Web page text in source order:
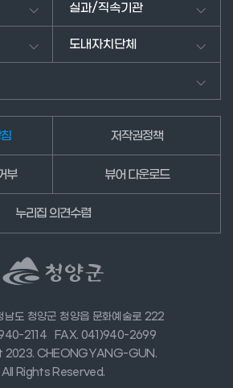
실과/직속기관
도내자치단체
저작권정책
부 뷰어 다운로드
누리집 의견수렴
도 청양군 청양읍 문화예술로 222
2114
FAX. 041)940-2699
2023. CHEONGYANG-GUN.
All Rights Reserved.